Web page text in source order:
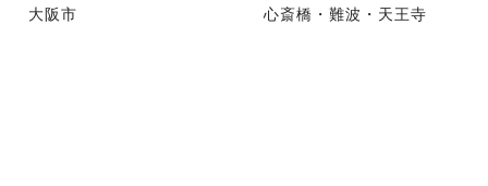
大阪市 心斎橋・難波・天王寺